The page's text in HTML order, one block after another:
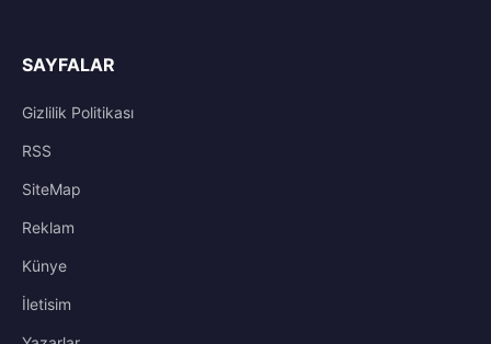
SAYFALAR
Gizlilik Politikası
RSS
SiteMap
Reklam
Künye
İletisim